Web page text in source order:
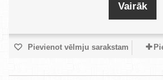
Vairāk
Pievienot vēlmju sarakstam